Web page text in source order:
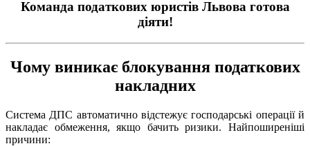
Команда податкових юристів Львова готова
діяти!
Чому виникає блокування податкових
накладних
Система ДПС автоматично відстежує господарські операції й
накладає обмеження, якщо бачить ризики. Найпоширеніші
причини: